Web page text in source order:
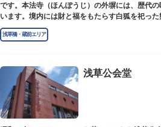
です。本法寺（ほんぽうじ）の外塀には、歴代
います。境内には財と福をもたらす白狐を祀っ
を祀った稲荷は全国に2ケ所しかない非常に珍し
浅草橋・蔵前エリア
浅草公会堂